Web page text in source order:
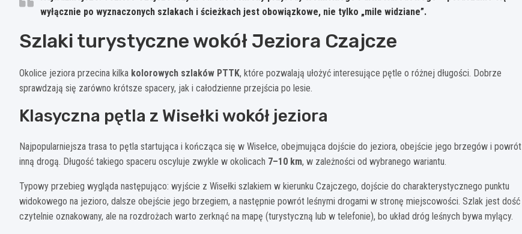
wyłącznie po wyznaczonych szlakach i ścieżkach jest obowiązkowe, nie tylko „mile widziane”.
Szlaki turystyczne wokół Jeziora Czajcze
Okolice jeziora przecina kilka kolorowych szlaków PTTK, które pozwalają ułożyć interesujące pętle o różnej długości. Dobrze
sprawdzają się zarówno krótsze spacery, jak i całodzienne przejścia po lesie.
Klasyczna pętla z Wisełki wokół jeziora
Najpopularniejsza trasa to pętla startująca i kończąca się w Wisełce, obejmująca dojście do jeziora, obejście jego brzegów i powrót
inną drogą. Długość takiego spaceru oscyluje zwykle w okolicach 7–10 km, w zależności od wybranego wariantu.
Typowy przebieg wygląda następująco: wyjście z Wisełki szlakiem w kierunku Czajczego, dojście do charakterystycznego punktu
widokowego na jezioro, dalsze obejście jego brzegiem, a następnie powrót leśnymi drogami w stronę miejscowości. Szlak jest dość
czytelnie oznakowany, ale na rozdrożach warto zerknąć na mapę (turystyczną lub w telefonie), bo układ dróg leśnych bywa mylący.